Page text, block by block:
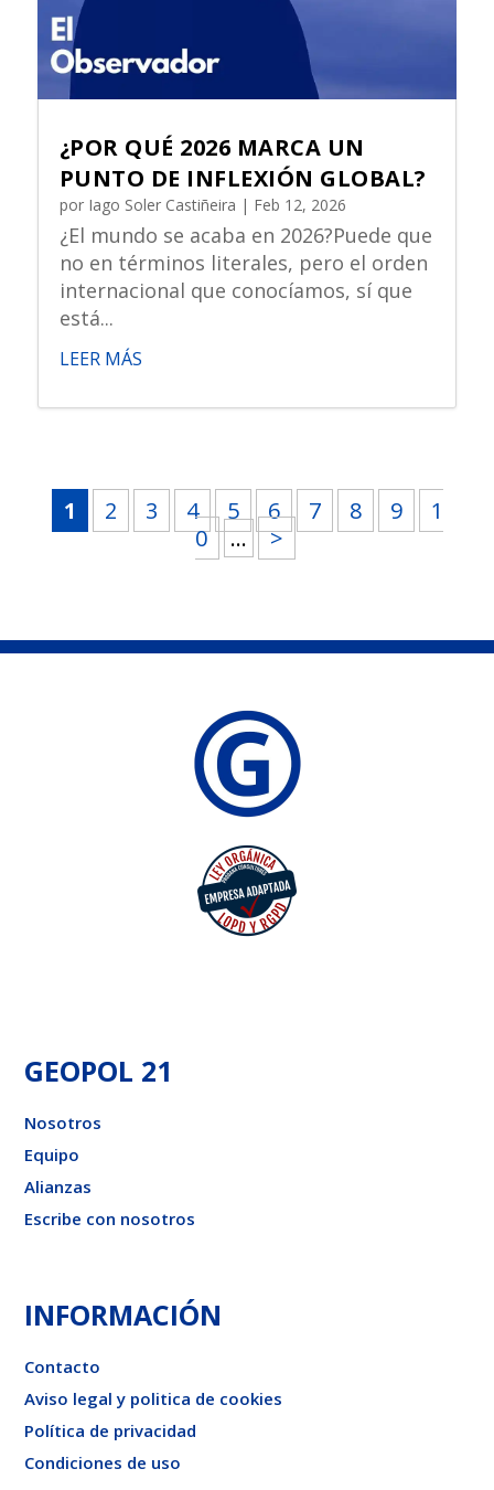
¿POR QUÉ 2026 MARCA UN
PUNTO DE INFLEXIÓN GLOBAL?
por Iago Soler Castiñeira | Feb 12, 2026
¿El mundo se acaba en 2026?Puede que
no en términos literales, pero el orden
internacional que conocíamos, sí que
está...
LEER MÁS
1 2 3 4 5 6 7 8 9
1
0
... >
GEOPOL 21
Nosotros
Equipo
Alianzas
Escribe con nosotros
INFORMACIÓN
Contacto
Aviso legal y politica de cookies
Política de privacidad
Condiciones de uso